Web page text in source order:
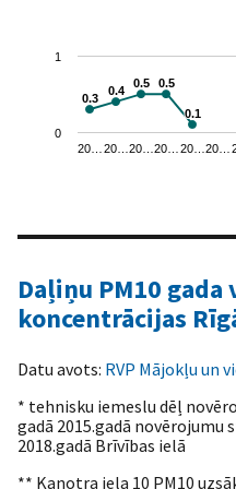
0.3
0.3
0.4
0.4
0.5
0.5 0.5
0.5
0.1
0.1
20… 20… 20… 20… 20… 20…
0
1
Daļiņu PM10 gada
koncentrācijas
Datu avots: RVP Mājokļu un
* tehnisku iemeslu dēļ
gadā 2015.gadā novērojumu
2018.gadā Brīvības ielā
** Kanotra iela 10 PM10